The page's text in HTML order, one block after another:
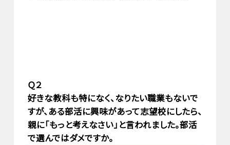
Ｑ２
好きな教科も特になく、なりたい職業もないで
すが、ある部活に興味があって志望校にしたら、
親に「もっと考えなさい」と言われました。部活
で選んではダメですか。